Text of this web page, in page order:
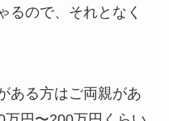
るので、それとなく
ある方はご両親があ